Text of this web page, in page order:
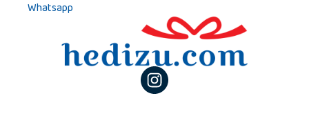
Whatsapp